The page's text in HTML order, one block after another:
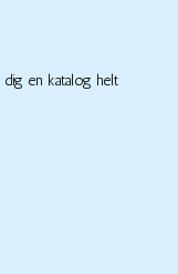
en katalog helt